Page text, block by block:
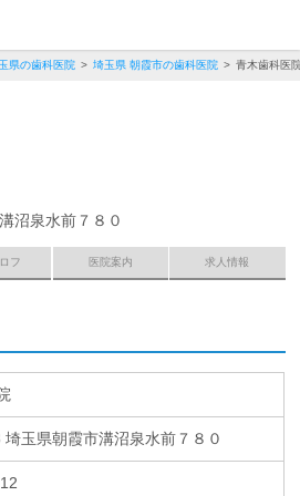
県の歯科医院 埼玉県 朝霞市の歯科医院 青木歯科医
沼泉水前７８０
フ 医院案内 求人情報
玉県朝霞市溝沼泉水前７８０